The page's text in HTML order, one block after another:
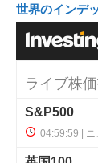
世界のインデ